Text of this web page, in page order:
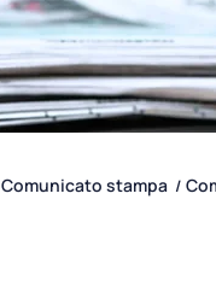
Comunicato stampa /